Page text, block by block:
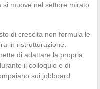
si muove nel settore mirato
di crescita non formula le
in ristrutturazione.
di adattare la propria
il colloquio e di
sui jobboard